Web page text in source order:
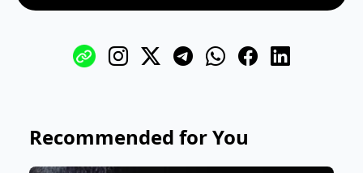
Recommended for You